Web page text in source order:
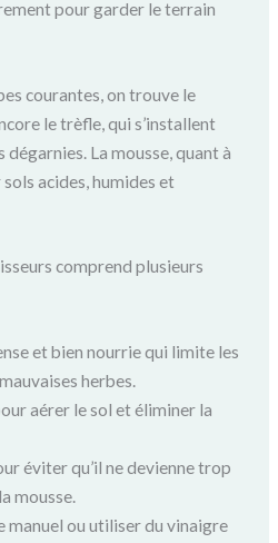
pour garder le terrain
courantes, on trouve le
le trèfle, qui s’installent
La mousse, quant à
acides, humides et
comprend plusieurs
et bien nourrie qui limite les
herbes.
aérer le sol et éliminer la
éviter qu’il ne devienne trop
mousse.
manuel ou utiliser du vinaigre